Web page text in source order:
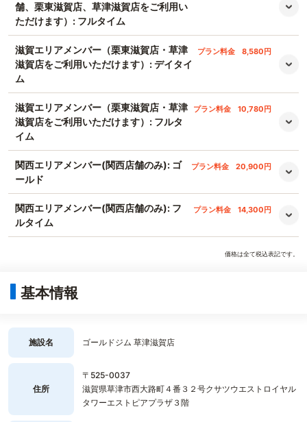
舗、栗東滋賀店、草津滋賀店をご利用い
ただけます）: フルタイム
滋賀エリアメンバー（栗東滋賀店・草津
滋賀店をご利用いただけます）: デイタイ
ム
プラン料金 8,580円
滋賀エリアメンバー（栗東滋賀店・草津
滋賀店をご利用いただけます）: フルタ
イム
プラン料金 10,780円
関西エリアメンバー(関西店舗のみ): ゴ
ールド
プラン料金 20,900円
関西エリアメンバー(関西店舗のみ): フ
ルタイム
プラン料金 14,300円
価格は全て税込表記です。
基本情報
施設名 ゴールドジム 草津滋賀店
住所
〒525-0037
滋賀県草津市西大路町４番３２号クサツウエストロイヤル
タワーエストピアプラザ３階